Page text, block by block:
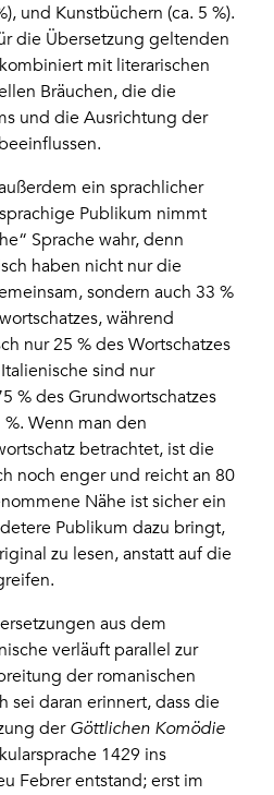
und Kunstbüchern (ca. 5 %).
die Übersetzung geltenden
mit literarischen
Bräuchen, die die
und die Ausrichtung der
ein sprachlicher
Publikum nimmt
Sprache wahr, denn
haben nicht nur die
sondern auch 33 %
während
nur 25 % des Wortschatzes
sind nur
% des Grundwortschatzes
Wenn man den
betrachtet, ist die
noch enger und reicht an 80
Nähe ist sicher ein
Publikum dazu bringt,
zu lesen, anstatt auf die
aus dem
verläuft parallel zur
der romanischen
sei daran erinnert, dass die
der Göttlichen Komödie
1429 ins
Febrer entstand; erst im